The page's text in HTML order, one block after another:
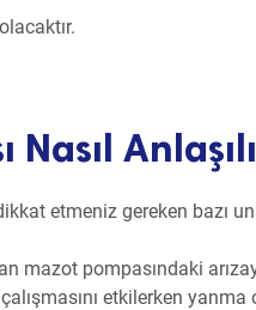
Nasıl
etmeniz gereken bazı
mazot pompasındaki
etkilerken